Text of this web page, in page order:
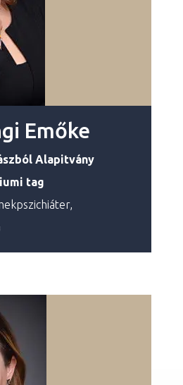
Emőke
Alapitvány
tag